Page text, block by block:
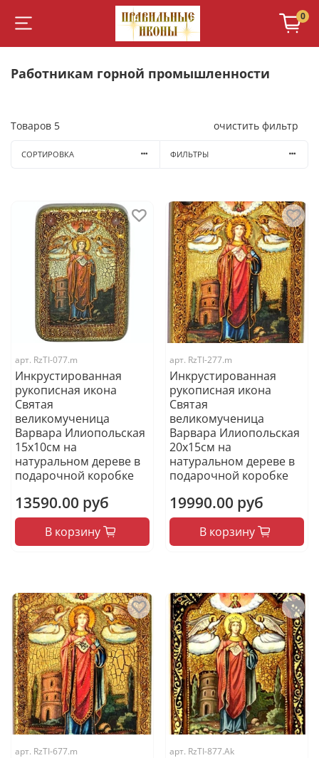
0
Работникам горной промышленности
Товаров 5 очистить фильтр
СОРТИРОВКА ФИЛЬТРЫ
арт. RzTI-077.m
Инкрустированная
рукописная икона
Святая
великомученица
Варвара Илиопольская
15х10см на
натуральном дереве в
подарочной коробке
13590.00 руб
В корзину
арт. RzTI-277.m
Инкрустированная
рукописная икона
Святая
великомученица
Варвара Илиопольская
20х15см на
натуральном дереве в
подарочной коробке
19990.00 руб
В корзину
арт. RzTI-677.m арт. RzTI-877.Ak